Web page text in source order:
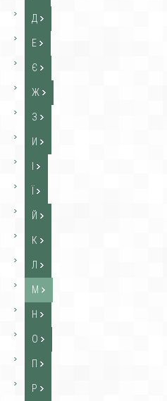
Д
Е
Є
Ж
З
И
Й
К
Л
М
Н
О
П
Р